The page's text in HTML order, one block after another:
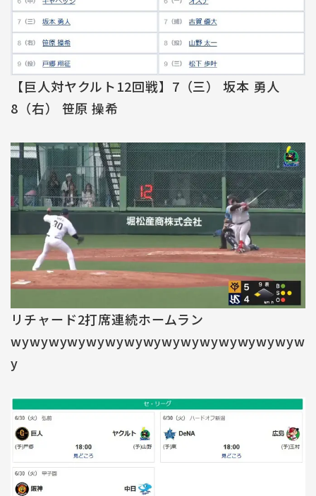
【巨人対ヤクルト12回戦】7（三） 坂本 勇人
8（右） 笹原 操希
リチャード2打席連続ホームラン
wywywywywywywywywywywywywywywyw
y